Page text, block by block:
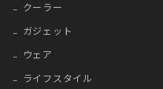
クーラー
ガジェット
ウェア
ライフスタイル